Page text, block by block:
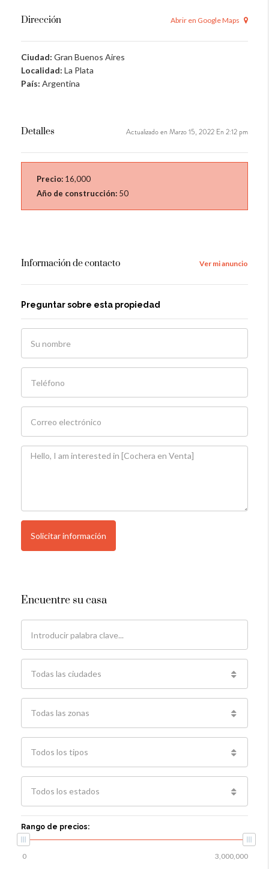
Dirección Abrir en Google Maps
Ciudad: Gran Buenos Aires
Localidad: La Plata
País: Argentina
Detalles Actualizado en Marzo 15, 2022 En 2:12 pm
Precio: 16,000
Año de construcción: 50
Información de contacto Ver mi anuncio
Preguntar sobre esta propiedad
Solicitar información
Encuentre su casa
Todas las ciudades
Todas las zonas
Todos los tipos
Todos los estados
Rango de precios: